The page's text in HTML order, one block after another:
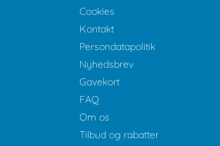
Cookies
Kontakt
Persondatapolitik
Nyhedsbrev
Gavekort
FAQ
Om os
Tilbud og rabatter